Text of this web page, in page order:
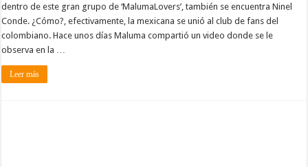
dentro de este gran grupo de ‘MalumaLovers’, también se encuentra Ninel
Conde. ¿Cómo?, efectivamente, la mexicana se unió al club de fans del
colombiano. Hace unos días Maluma compartió un video donde se le
observa en la …
Leer más